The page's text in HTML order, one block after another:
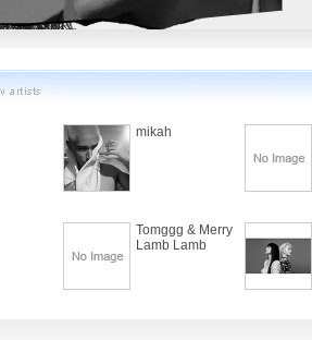
mikah
Tomggg & Merry
Lamb Lamb